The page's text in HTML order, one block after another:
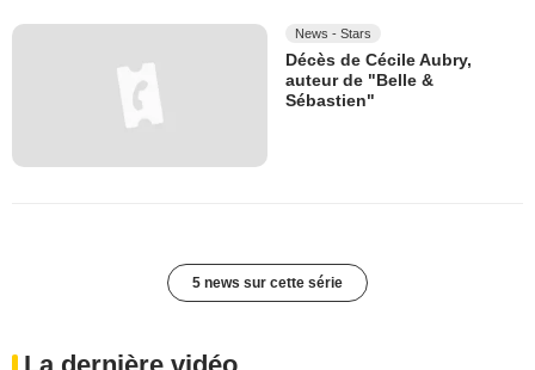
News - Stars
Décès de Cécile Aubry,
auteur de "Belle &
Sébastien"
5 news sur cette série